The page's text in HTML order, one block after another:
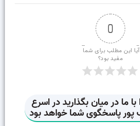
0
آیا این مطلب برای شما
مفید بود؟